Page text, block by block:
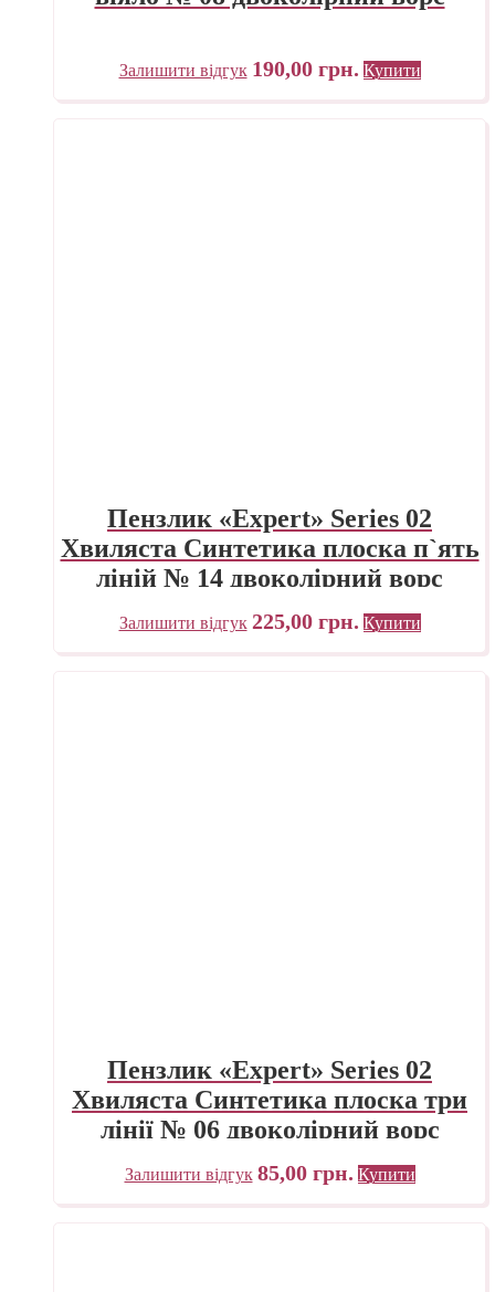
Залишити відгук 190,00 грн. Купити
Пензлик «Expert» Series 02
Хвиляста Синтетика плоска п`ять
ліній № 14 двоколірний ворс
Залишити відгук 225,00 грн. Купити
Пензлик «Expert» Series 02
Хвиляста Синтетика плоска три
лінії № 06 двоколірний ворс
Залишити відгук 85,00 грн. Купити